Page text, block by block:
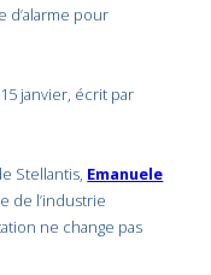
d’alarme pour
janvier, écrit par
Stellantis, Emanuele
de l’industrie
ne change pas